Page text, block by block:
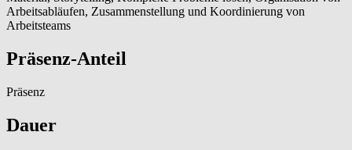
Arbeitsabläufen, Zusammenstellung und Koordinierung von
Arbeitsteams
Präsenz-Anteil
Präsenz
Dauer